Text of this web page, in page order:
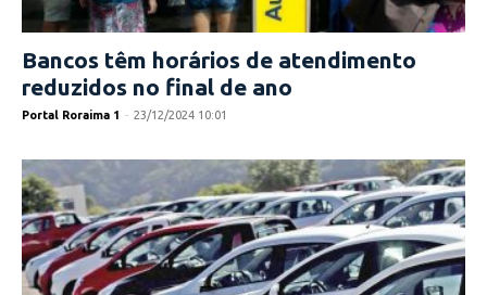
Bancos têm horários de atendimento
reduzidos no final de ano
Portal Roraima 1 - 23/12/2024 10:01